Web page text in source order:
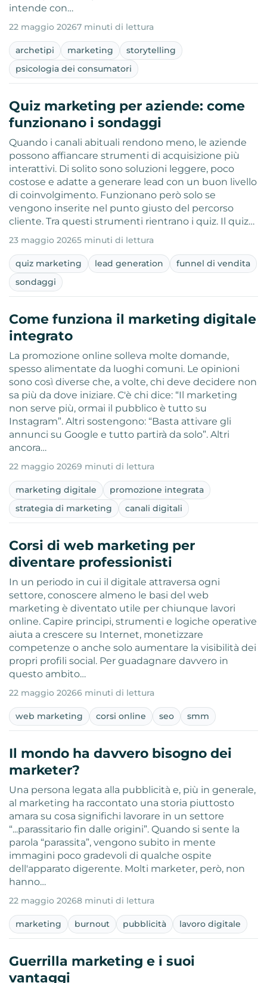
intende con…
22 maggio 20267 minuti di lettura
archetipi marketing
storytelling
psicologia dei consumatori
Quiz marketing per aziende: come
funzionano i sondaggi
Quando i canali abituali rendono meno, le aziende
possono affiancare strumenti di acquisizione più
interattivi. Di solito sono soluzioni leggere, poco
costose e adatte a generare lead con un buon livello
di coinvolgimento. Funzionano però solo se
vengono inserite nel punto giusto del percorso
cliente. Tra questi strumenti rientrano i quiz. Il quiz…
23 maggio 20265 minuti di lettura
quiz marketing lead generation
funnel di vendita
sondaggi
Come funziona il marketing digitale
integrato
La promozione online solleva molte domande,
spesso alimentate da luoghi comuni. Le opinioni
sono così diverse che, a volte, chi deve decidere non
sa più da dove iniziare. C'è chi dice: “Il marketing
non serve più, ormai il pubblico è tutto su
Instagram”. Altri sostengono: “Basta attivare gli
annunci su Google e tutto partirà da solo”. Altri
ancora…
22 maggio 20269 minuti di lettura
marketing digitale
promozione integrata
strategia di marketing
canali digitali
Corsi di web marketing per
diventare professionisti
In un periodo in cui il digitale attraversa ogni
settore, conoscere almeno le basi del web
marketing è diventato utile per chiunque lavori
online. Capire principi, strumenti e logiche operative
aiuta a crescere su Internet, monetizzare
competenze o anche solo aumentare la visibilità dei
propri profili social. Per guadagnare davvero in
questo ambito…
22 maggio 20266 minuti di lettura
web marketing corsi online seo smm
Il mondo ha davvero bisogno dei
marketer?
Una persona legata alla pubblicità e, più in generale,
al marketing ha raccontato una storia piuttosto
amara su cosa significhi lavorare in un settore
“...parassitario fin dalle origini”. Quando si sente la
parola “parassita”, vengono subito in mente
immagini poco gradevoli di qualche ospite
dell'apparato digerente. Molti marketer, però, non
hanno…
22 maggio 20268 minuti di lettura
marketing burnout pubblicità lavoro digitale
Guerrilla marketing e i suoi
vantaggi